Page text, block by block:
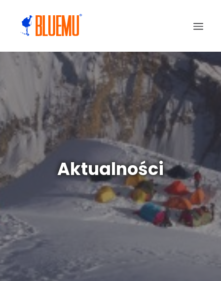
Aktualności